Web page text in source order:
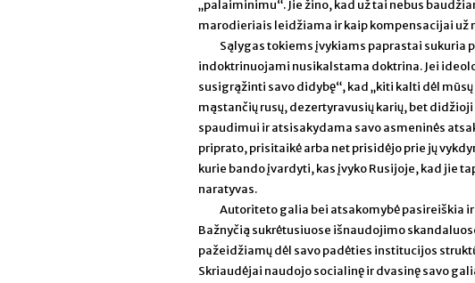
„palaiminimu“. Jie žino, kad už tai nebus
marodieriais leidžiama ir kaip kompensacijai už
Sąlygas tokiems įvykiams paprastai
indoktrinuojami nusikalstama doktrina. Jei
susigrąžinti savo didybę“, kad „kiti kalti dėl
mąstančių rusų, dezertyravusių karių, bet
spaudimui ir atsisakydama savo asmeninės
priprato, prisitaikė arba net prisidėjo prie jų
kurie bando įvardyti, kas įvyko Rusijoje, kad jie
naratyvas.
Autoriteto galia bei atsakomybė pasireiškia
Bažnyčią sukrėtusiuose išnaudojimo
pažeidžiamų dėl savo padėties institucijos
Skriaudėjai naudojo socialinę ir dvasinę savo